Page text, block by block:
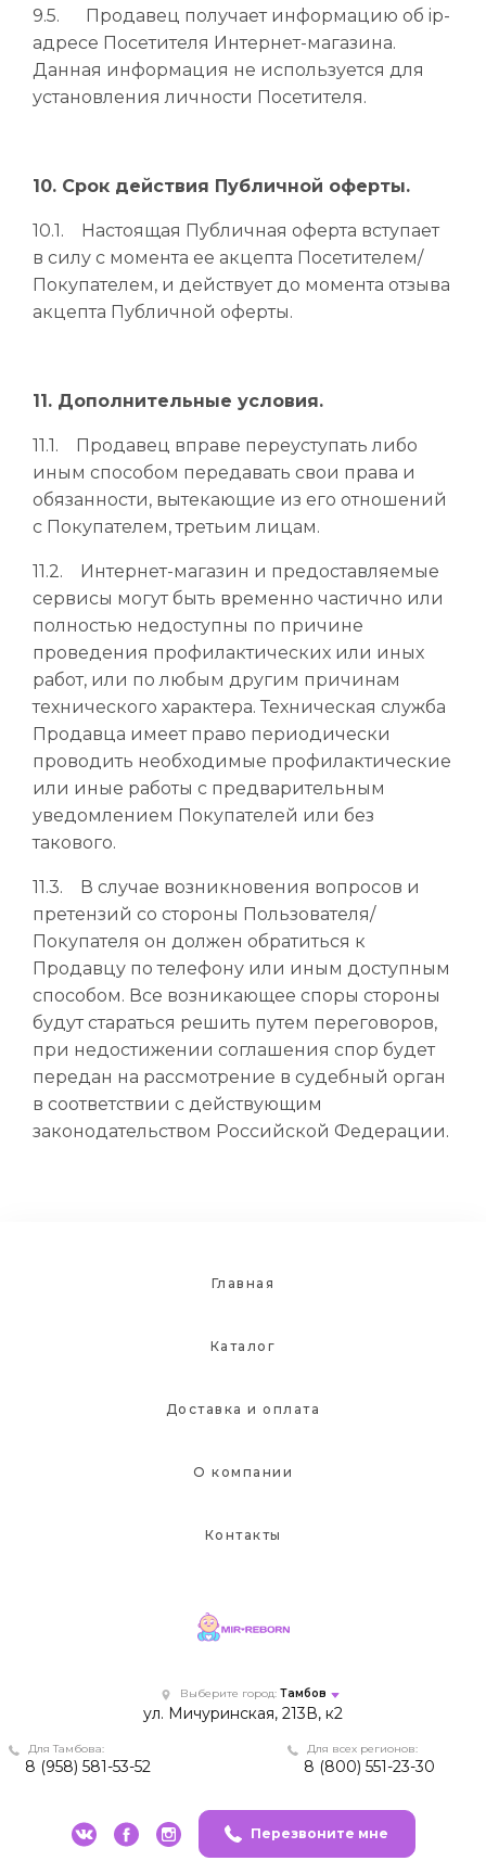
9.5. Продавец получает информацию об ip-
адресе Посетителя Интернет-магазина.
Данная информация не используется для
установления личности Посетителя.
10. Срок действия Публичной оферты.
10.1. Настоящая Публичная оферта вступает
в силу с момента ее акцепта Посетителем/
Покупателем, и действует до момента отзыва
акцепта Публичной оферты.
11. Дополнительные условия.
11.1. Продавец вправе переуступать либо
иным способом передавать свои права и
обязанности, вытекающие из его отношений
с Покупателем, третьим лицам.
11.2. Интернет-магазин и предоставляемые
сервисы могут быть временно частично или
полностью недоступны по причине
проведения профилактических или иных
работ, или по любым другим причинам
технического характера. Техническая служба
Продавца имеет право периодически
проводить необходимые профилактические
или иные работы с предварительным
уведомлением Покупателей или без
такового.
11.3. В случае возникновения вопросов и
претензий со стороны Пользователя/
Покупателя он должен обратиться к
Продавцу по телефону или иным доступным
способом. Все возникающее споры стороны
будут стараться решить путем переговоров,
при недостижении соглашения спор будет
передан на рассмотрение в судебный орган
в соответствии с действующим
законодательством Российской Федерации.
Главная
Каталог
Доставка и оплата
О компании
Контакты
Выберите город: Тамбов
ул. Мичуринская, 213В, к2
Для всех регионов:
8 (800) 551-23-30
Для Тамбова:
8 (958) 581-53-52
Перезвоните мне